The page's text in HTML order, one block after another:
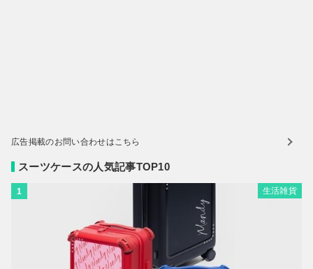
広告掲載のお問い合わせはこちら
スーツケースの人気記事TOP10
1 生活雑貨